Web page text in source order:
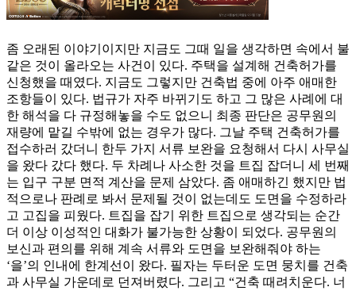
좀 오래된 이야기이지만 지금도 그때 일을 생각하면 속에서 불
같은 것이 올라오는 사건이 있다. 주택을 설계해 건축허가를
신청했을 때였다. 지금도 그렇지만 건축법 중에 아주 애매한
조항들이 있다. 법규가 자주 바뀌기도 하고 그 많은 사례에 대
한 해석을 다 규정해놓을 수도 없으니 최종 판단은 공무원의
재량에 맡길 수밖에 없는 경우가 많다. 그날 주택 건축허가를
접수하러 갔더니 한두 가지 서류 보완을 요청해서 다시 사무실
을 왔다 갔다 했다. 두 차례나 사소한 것을 트집 잡더니 세 번째
는 입구 구분 면적 계산을 문제 삼았다. 좀 애매하긴 했지만 법
적으로나 판례로 봐서 문제될 것이 없는데도 도면을 수정하라
고 고집을 피웠다. 트집을 잡기 위한 트집으로 생각되는 순간
더 이상 이성적인 대화가 불가능한 상황이 되었다. 공무원의
보신과 편의를 위해 계속 서류와 도면을 보완해줘야 하는
‘을’의 인내에 한계선이 왔다. 필자는 두터운 도면 뭉치를 건축
과 사무실 가운데로 던져버렸다. 그리고 “건축 때려치운다. 너